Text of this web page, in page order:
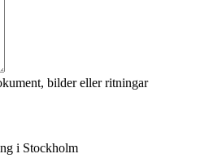
bilder eller ritningar
i Stockholm